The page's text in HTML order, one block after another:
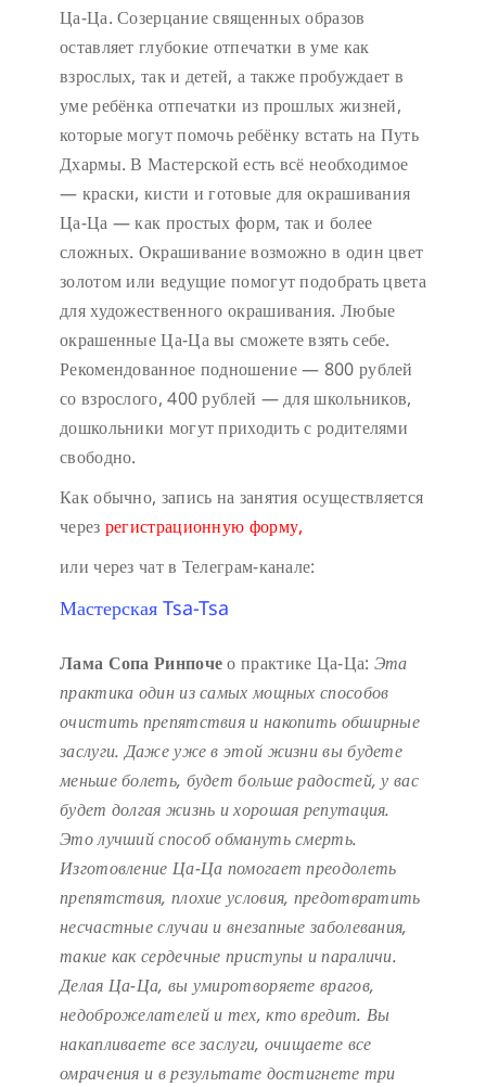
Ца-Ца. Созерцание священных образов
оставляет глубокие отпечатки в уме как
взрослых, так и детей, а также пробуждает в
уме ребёнка отпечатки из прошлых жизней,
которые могут помочь ребёнку встать на Путь
Дхармы. В Мастерской есть всё необходимое
— краски, кисти и готовые для окрашивания
Ца-Ца — как простых форм, так и более
сложных. Окрашивание возможно в один цвет
золотом или ведущие помогут подобрать цвета
для художественного окрашивания. Любые
окрашенные Ца-Ца вы сможете взять себе.
Рекомендованное подношение — 800 рублей
со взрослого, 400 рублей — для школьников,
дошкольники могут приходить с родителями
свободно.
Как обычно, запись на занятия осуществляется
через регистрационную форму,
или через чат в Телеграм-канале:
Мастерская Tsa-Tsa
Лама Сопа Ринпочео практике Ца-Ца: Эта
практика один из самых мощных способов
очистить препятствия и накопить обширные
заслуги. Даже уже в этой жизни вы будете
меньше болеть, будет больше радостей, у вас
будет долгая жизнь и хорошая репутация.
Это лучший способ обмануть смерть.
Изготовление Ца-Ца помогает преодолеть
препятствия, плохие условия, предотвратить
несчастные случаи и внезапные заболевания,
такие как сердечные приступы и параличи.
Делая Ца-Ца, вы умиротворяете врагов,
недоброжелателей и тех, кто вредит. Вы
накапливаете все заслуги, очищаете все
омрачения и в результате достигнете три